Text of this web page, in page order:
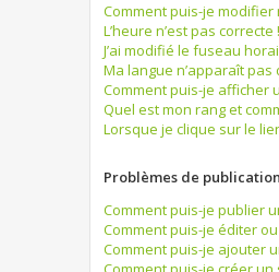
Comment puis-je modifier
L’heure n’est pas correcte !
J’ai modifié le fuseau
Ma langue n’apparaît pas
Comment puis-je afficher
Quel est mon rang et
Lorsque je clique sur le
Problèmes de publication
Comment puis-je publier
Comment puis-je éditer
Comment puis-je ajouter